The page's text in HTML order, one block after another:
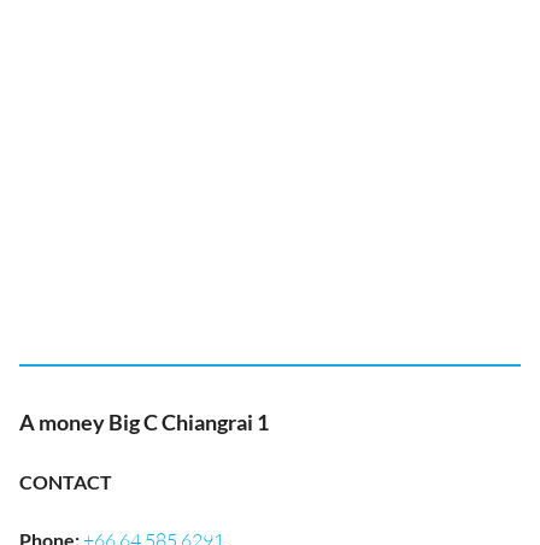
A money Big C Chiangrai 1
CONTACT
Phone:+66 64 585 6291